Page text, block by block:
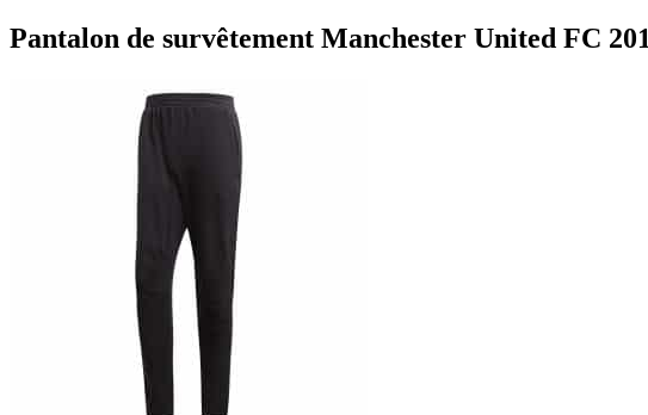
Pantalon de survêtement Manchester United FC